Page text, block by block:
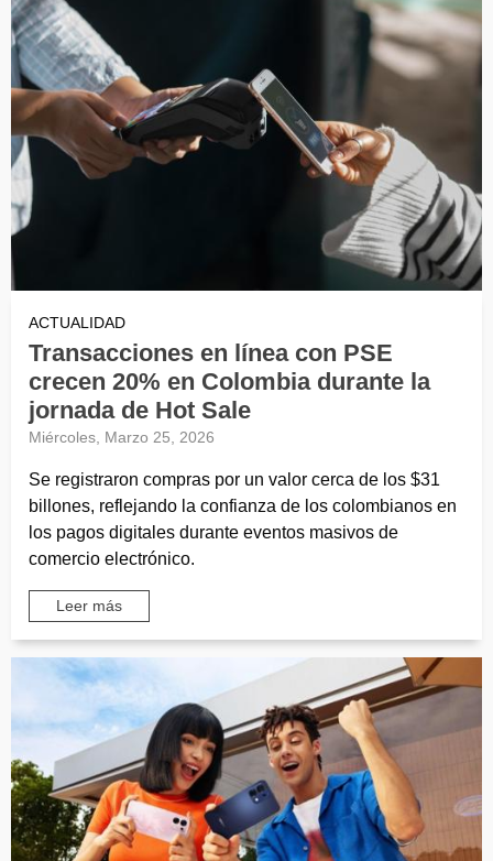
ACTUALIDAD
Transacciones en línea con PSE
crecen 20% en Colombia durante la
jornada de Hot Sale
Miércoles, Marzo 25, 2026
Se registraron compras por un valor cerca de los $31
billones, reflejando la confianza de los colombianos en
los pagos digitales durante eventos masivos de
comercio electrónico.
Leer más